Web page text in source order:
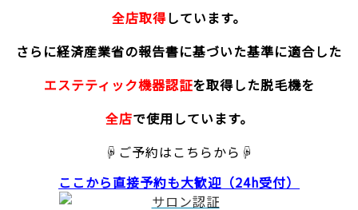
全店取得しています。
さらに経済産業省の報告書に基づいた基準に適合した
エステティック機器認証を取得した脱毛機を
全店で使用しています。
☟ご予約はこちらから☟
ここから直接予約も大歓迎（24h受付）